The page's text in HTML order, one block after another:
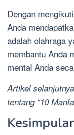
Dengan
Anda
adalah olahraga
membantu Anda
mental Anda
Artikel
tentang “10